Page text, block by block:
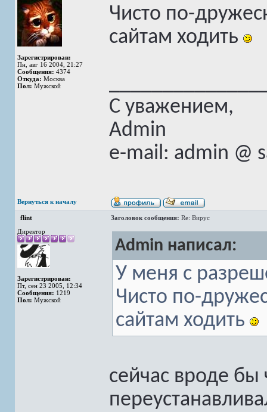
Зарегистрирован:
Пн, авг 16 2004, 21:27
Сообщения: 4374
Откуда: Москва
Пол: Мужской
Чисто по-
сайтам ходить
С уважением,
Admin
e-mail: admin @
Вернуться к началу
flint Заголовок сообщения: Re: Вирус
Директор
Зарегистрирован:
Пт, сен 23 2005, 12:34
Сообщения: 1219
Пол: Мужской
Admin написал:
У меня с
Чисто по-
сайтам ходить
сейчас вроде бы